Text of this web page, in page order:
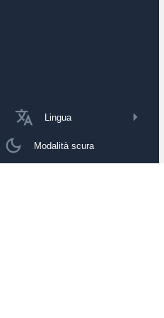
Lingua
Modalità scura